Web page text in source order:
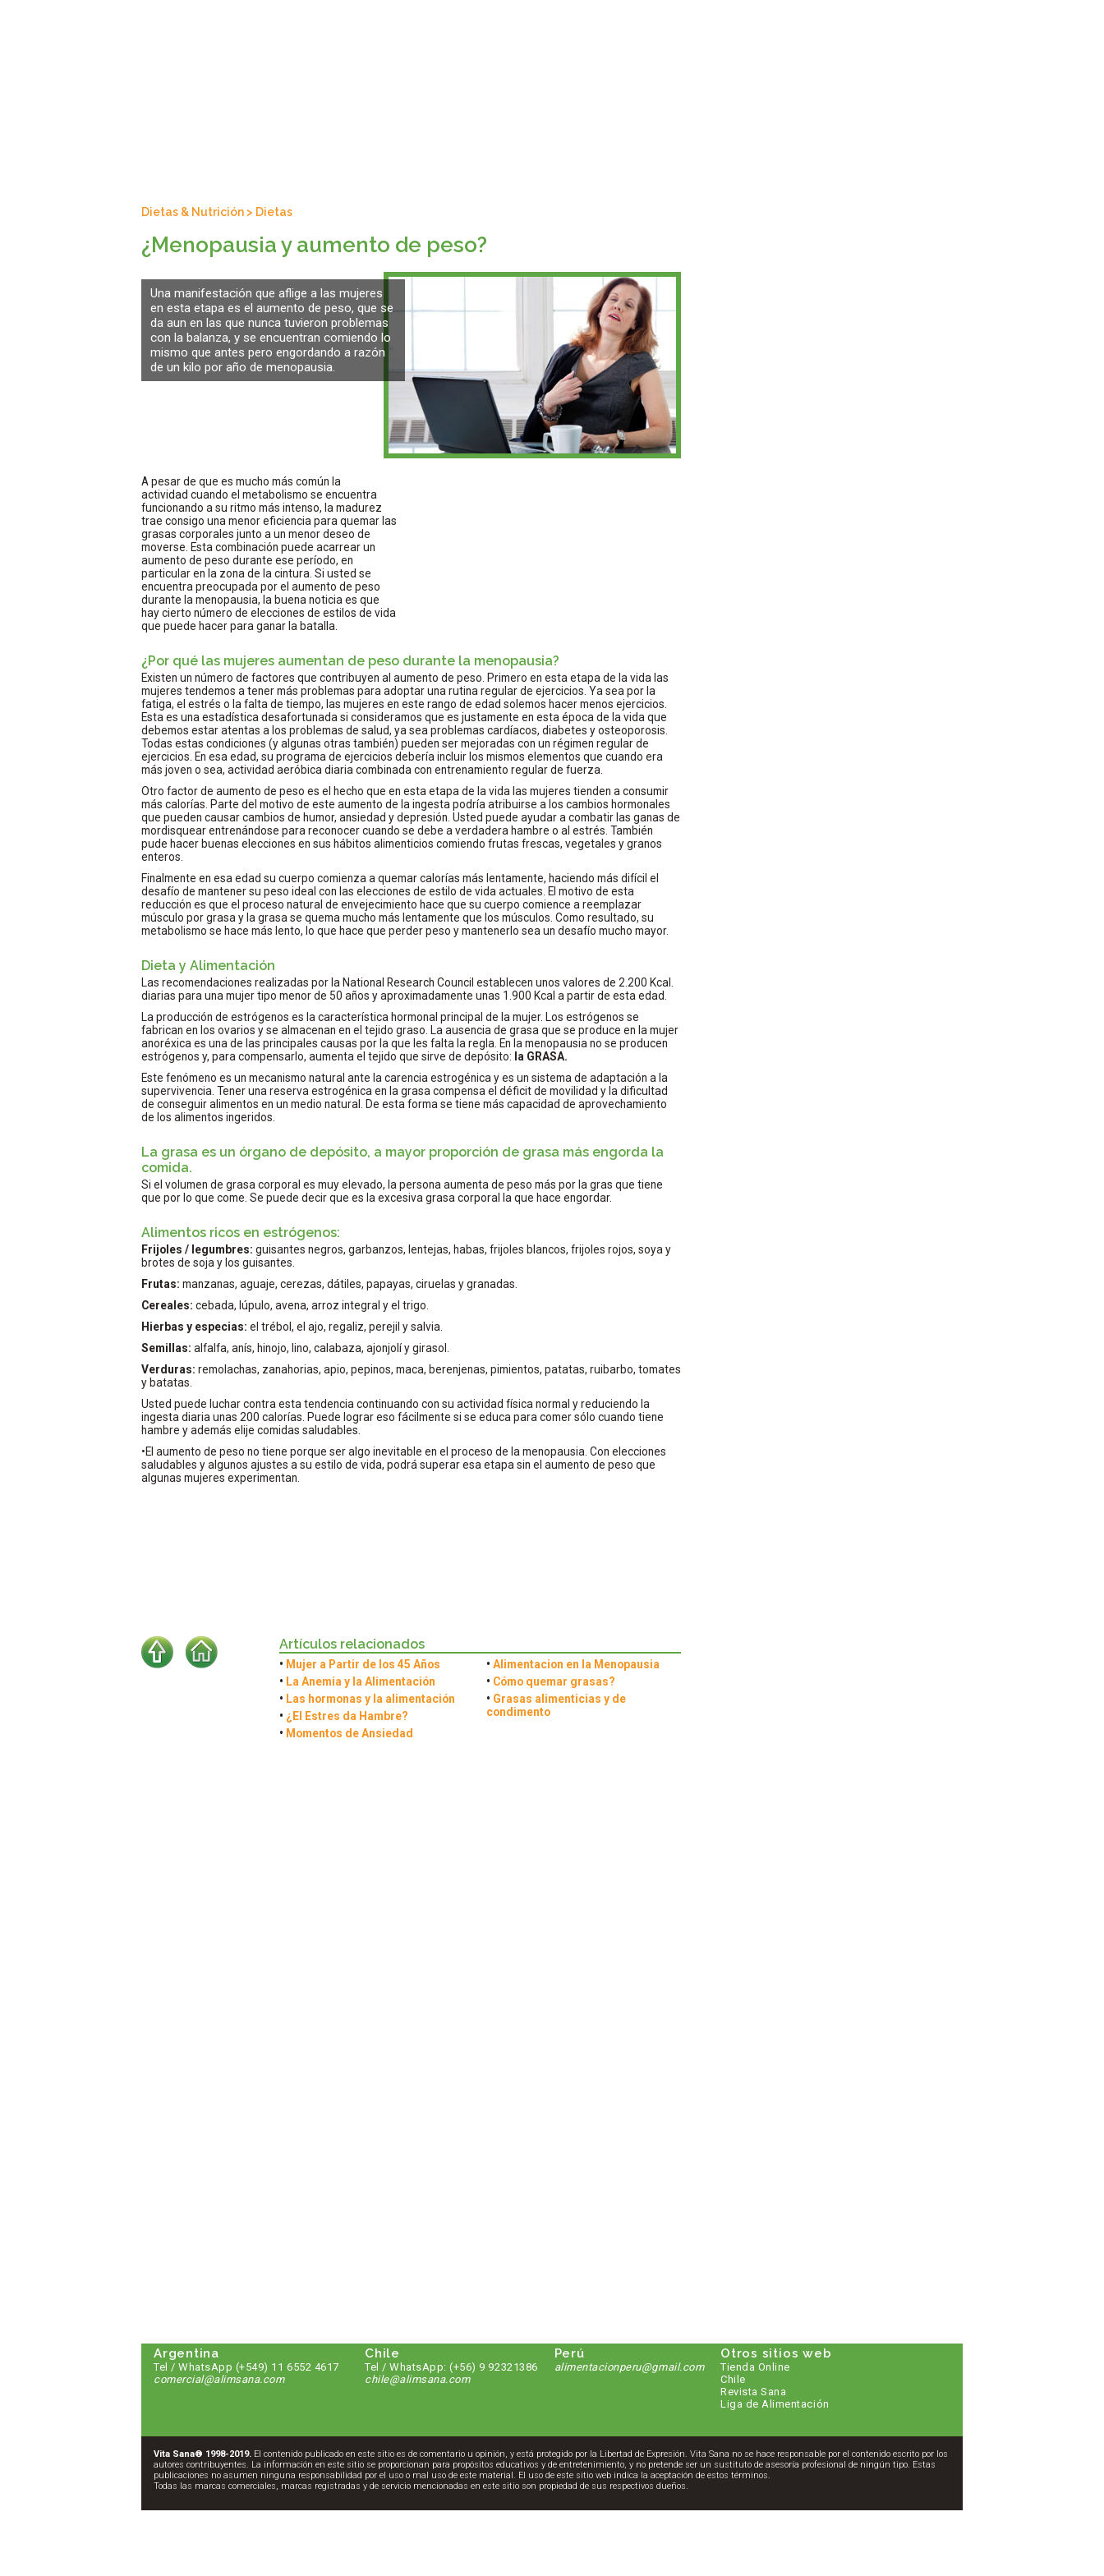
Dietas & Nutrición > Dietas
¿Menopausia y aumento de peso?
Una manifestación que aflige a las mujeres
en esta etapa es el aumento de peso, que se
da aun en las que nunca tuvieron problemas
con la balanza, y se encuentran comiendo lo
mismo que antes pero engordando a razón
de un kilo por año de menopausia.
A pesar de que es mucho más común la
actividad cuando el metabolismo se encuentra
funcionando a su ritmo más intenso, la madurez
trae consigo una menor eficiencia para quemar las
grasas corporales junto a un menor deseo de
moverse. Esta combinación puede acarrear un
aumento de peso durante ese período, en
particular en la zona de la cintura. Si usted se
encuentra preocupada por el aumento de peso
durante la menopausia, la buena noticia es que
hay cierto número de elecciones de estilos de vida
que puede hacer para ganar la batalla.
¿Por qué las mujeres aumentan de peso durante la menopausia?
Existen un número de factores que contribuyen al aumento de peso. Primero en esta etapa de la vida las
mujeres tendemos a tener más problemas para adoptar una rutina regular de ejercicios. Ya sea por la
fatiga, el estrés o la falta de tiempo, las mujeres en este rango de edad solemos hacer menos ejercicios.
Esta es una estadística desafortunada si consideramos que es justamente en esta época de la vida que
debemos estar atentas a los problemas de salud, ya sea problemas cardíacos, diabetes y osteoporosis.
Todas estas condiciones (y algunas otras también) pueden ser mejoradas con un régimen regular de
ejercicios. En esa edad, su programa de ejercicios debería incluir los mismos elementos que cuando era
más joven o sea, actividad aeróbica diaria combinada con entrenamiento regular de fuerza.
Otro factor de aumento de peso es el hecho que en esta etapa de la vida las mujeres tienden a consumir
más calorías. Parte del motivo de este aumento de la ingesta podría atribuirse a los cambios hormonales
que pueden causar cambios de humor, ansiedad y depresión. Usted puede ayudar a combatir las ganas de
mordisquear entrenándose para reconocer cuando se debe a verdadera hambre o al estrés. También
pude hacer buenas elecciones en sus hábitos alimenticios comiendo frutas frescas, vegetales y granos
enteros.
Finalmente en esa edad su cuerpo comienza a quemar calorías más lentamente, haciendo más difícil el
desafío de mantener su peso ideal con las elecciones de estilo de vida actuales. El motivo de esta
reducción es que el proceso natural de envejecimiento hace que su cuerpo comience a reemplazar
músculo por grasa y la grasa se quema mucho más lentamente que los músculos. Como resultado, su
metabolismo se hace más lento, lo que hace que perder peso y mantenerlo sea un desafío mucho mayor.
Dieta y Alimentación
Las recomendaciones realizadas por la National Research Council establecen unos valores de 2.200 Kcal.
diarias para una mujer tipo menor de 50 años y aproximadamente unas 1.900 Kcal a partir de esta edad.
La producción de estrógenos es la característica hormonal principal de la mujer. Los estrógenos se
fabrican en los ovarios y se almacenan en el tejido graso. La ausencia de grasa que se produce en la mujer
anoréxica es una de las principales causas por la que les falta la regla. En la menopausia no se producen
estrógenos y, para compensarlo, aumenta el tejido que sirve de depósito: la GRASA.
Este fenómeno es un mecanismo natural ante la carencia estrogénica y es un sistema de adaptación a la
supervivencia. Tener una reserva estrogénica en la grasa compensa el déficit de movilidad y la dificultad
de conseguir alimentos en un medio natural. De esta forma se tiene más capacidad de aprovechamiento
de los alimentos ingeridos.
La grasa es un órgano de depósito, a mayor proporción de grasa más engorda la
comida.
Si el volumen de grasa corporal es muy elevado, la persona aumenta de peso más por la gras que tiene
que por lo que come. Se puede decir que es la excesiva grasa corporal la que hace engordar.
Alimentos ricos en estrógenos:
Frijoles / legumbres: guisantes negros, garbanzos, lentejas, habas, frijoles blancos, frijoles rojos, soya y
brotes de soja y los guisantes.
Frutas: manzanas, aguaje, cerezas, dátiles, papayas, ciruelas y granadas.
Cereales: cebada, lúpulo, avena, arroz integral y el trigo.
Hierbas y especias: el trébol, el ajo, regaliz, perejil y salvia.
Semillas: alfalfa, anís, hinojo, lino, calabaza, ajonjolí y girasol.
Verduras: remolachas, zanahorias, apio, pepinos, maca, berenjenas, pimientos, patatas, ruibarbo, tomates
y batatas.
Usted puede luchar contra esta tendencia continuando con su actividad física normal y reduciendo la
ingesta diaria unas 200 calorías. Puede lograr eso fácilmente si se educa para comer sólo cuando tiene
hambre y además elije comidas saludables.
•El aumento de peso no tiene porque ser algo inevitable en el proceso de la menopausia. Con elecciones
saludables y algunos ajustes a su estilo de vida, podrá superar esa etapa sin el aumento de peso que
algunas mujeres experimentan.
Artículos relacionados
• Mujer a Partir de los 45 Años
• La Anemia y la Alimentación
• Las hormonas y la alimentación
• ¿El Estres da Hambre?
• Momentos de Ansiedad
• Alimentacion en la Menopausia
• Cómo quemar grasas?
• Grasas alimenticias y de
condimento